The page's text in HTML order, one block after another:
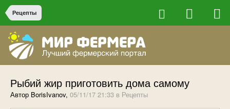
Рецепты
Рыбий жир приготовить дома самому
Автор BorisIvanov, 05/11/17 21:33 в Рецепты